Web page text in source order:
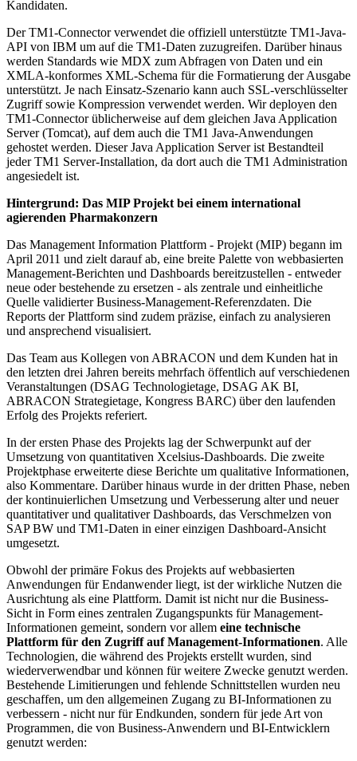
Kandidaten.
Der TM1-Connector verwendet die offiziell unterstützte TM1-Java-
API von IBM um auf die TM1-Daten zuzugreifen. Darüber hinaus
werden Standards wie MDX zum Abfragen von Daten und ein
XMLA-konformes XML-Schema für die Formatierung der Ausgabe
unterstützt. Je nach Einsatz-Szenario kann auch SSL-verschlüsselter
Zugriff sowie Kompression verwendet werden. Wir deployen den
TM1-Connector üblicherweise auf dem gleichen Java Application
Server (Tomcat), auf dem auch die TM1 Java-Anwendungen
gehostet werden. Dieser Java Application Server ist Bestandteil
jeder TM1 Server-Installation, da dort auch die TM1 Administration
angesiedelt ist.
Hintergrund: Das MIP Projekt bei einem international
agierenden Pharmakonzern
Das Management Information Plattform - Projekt (MIP) begann im
April 2011 und zielt darauf ab, eine breite Palette von webbasierten
Management-Berichten und Dashboards bereitzustellen - entweder
neue oder bestehende zu ersetzen - als zentrale und einheitliche
Quelle validierter Business-Management-Referenzdaten. Die
Reports der Plattform sind zudem präzise, ​​einfach zu analysieren
und ansprechend visualisiert.
Das Team aus Kollegen von ABRACON und dem Kunden hat in
den letzten drei Jahren bereits mehrfach öffentlich auf verschiedenen
Veranstaltungen (DSAG Technologietage, DSAG AK BI,
ABRACON Strategietage, Kongress BARC) über den laufenden
Erfolg des Projekts referiert.
In der ersten Phase des Projekts lag der Schwerpunkt auf der
Umsetzung von quantitativen Xcelsius-Dashboards. Die zweite
Projektphase erweiterte diese Berichte um qualitative Informationen,
also Kommentare. Darüber hinaus wurde in der dritten Phase, neben
der kontinuierlichen Umsetzung und Verbesserung alter und neuer
quantitativer und qualitativer Dashboards, das Verschmelzen von
SAP BW und TM1-Daten in einer einzigen Dashboard-Ansicht
umgesetzt.
Obwohl der primäre Fokus des Projekts auf webbasierten
Anwendungen für Endanwender liegt, ist der wirkliche Nutzen die
Ausrichtung als eine Plattform. Damit ist nicht nur die Business-
Sicht in Form eines zentralen Zugangspunkts für Management-
Informationen gemeint, sondern vor allem eine technische
Plattform für den Zugriff auf Management-Informationen. Alle
Technologien, die während des Projekts erstellt wurden, sind
wiederverwendbar und können für weitere Zwecke genutzt werden.
Bestehende Limitierungen und fehlende Schnittstellen wurden neu
geschaffen, um den allgemeinen Zugang zu BI-Informationen zu
verbessern - nicht nur für Endkunden, sondern für jede Art von
Programmen, die von Business-Anwendern und BI-Entwicklern
genutzt werden: